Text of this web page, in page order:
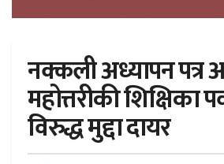
नक्कली अध्यापन पत्र
महोत्तरीकी शिक्षिका
विरुद्ध मुद्दा दायर